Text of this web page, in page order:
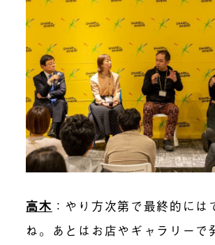
高木 ： やり方次第で最終的には
ね。あとはお店やギャラリーで